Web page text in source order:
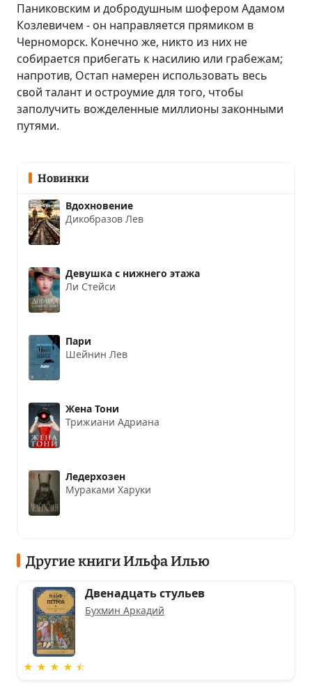
Паниковским и добродушным шофером Адамом
Козлевичем - он направляется прямиком в
Черноморск. Конечно же, никто из них не
собирается прибегать к насилию или грабежам;
напротив, Остап намерен использовать весь
свой талант и остроумие для того, чтобы
заполучить вожделенные миллионы законными
путями.
Новинки
Вдохновение
Дикобразов Лев
Девушка с нижнего этажа
Ли Стейси
Пари
Шейнин Лев
Жена Тони
Трижиани Адриана
Ледерхозен
Мураками Харуки
Другие книги Ильфа Илью
★ ★ ★ ★ ⯪
Двенадцать стульев
Бухмин Аркадий